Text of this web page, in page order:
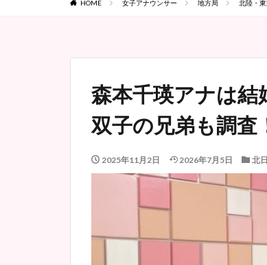
HOME 女子アナウンサー 地方局 北陸・
森本千瑛アナは結
双子の兄弟も調査
2025年11月2日 2026年7月5日 北